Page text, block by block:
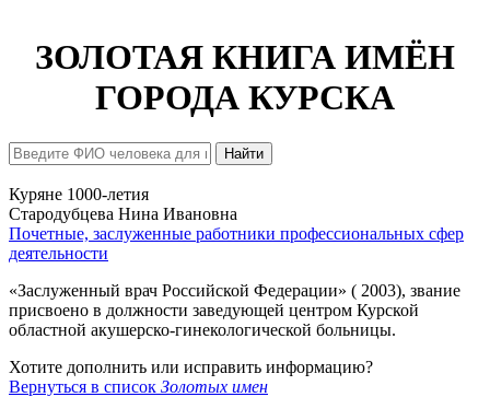
ЗОЛОТАЯ КНИГА ИМЁН
ГОРОДА КУРСКА
Найти
Куряне 1000-летия
Стародубцева Нина Ивановна
Почетные, заслуженные работники профессиональных сфер
деятельности
«Заслуженный врач Российской Федерации» ( 2003), звание
присвоено в должности заведующей центром Курской
областной акушерско-гинекологической больницы.
Хотите дополнить или исправить информацию?
Вернуться в список Золотых имен